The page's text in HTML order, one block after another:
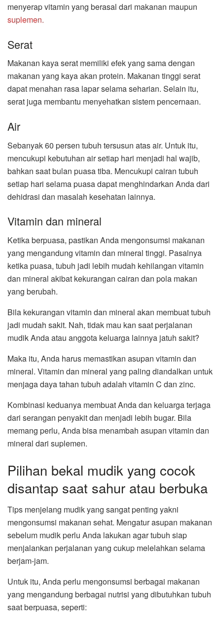
menyerap vitamin yang berasal dari makanan maupun
suplemen.
Serat
Makanan kaya serat memiliki efek yang sama dengan
makanan yang kaya akan protein. Makanan tinggi serat
dapat menahan rasa lapar selama seharian. Selain itu,
serat juga membantu menyehatkan sistem pencernaan.
Air
Sebanyak 60 persen tubuh tersusun atas air. Untuk itu,
mencukupi kebutuhan air setiap hari menjadi hal wajib,
bahkan saat bulan puasa tiba. Mencukupi cairan tubuh
setiap hari selama puasa dapat menghindarkan Anda dari
dehidrasi dan masalah kesehatan lainnya.
Vitamin dan mineral
Ketika berpuasa, pastikan Anda mengonsumsi makanan
yang mengandung vitamin dan mineral tinggi. Pasalnya
ketika puasa, tubuh jadi lebih mudah kehilangan vitamin
dan mineral akibat kekurangan cairan dan pola makan
yang berubah.
Bila kekurangan vitamin dan mineral akan membuat tubuh
jadi mudah sakit. Nah, tidak mau kan saat perjalanan
mudik Anda atau anggota keluarga lainnya jatuh sakit?
Maka itu, Anda harus memastikan asupan vitamin dan
mineral. Vitamin dan mineral yang paling diandalkan untuk
menjaga daya tahan tubuh adalah vitamin C dan zinc.
Kombinasi keduanya membuat Anda dan keluarga terjaga
dari serangan penyakit dan menjadi lebih bugar. Bila
memang perlu, Anda bisa menambah asupan vitamin dan
mineral dari suplemen.
Pilihan bekal mudik yang cocok
disantap saat sahur atau berbuka
Tips menjelang mudik yang sangat penting yakni
mengonsumsi makanan sehat. Mengatur asupan makanan
sebelum mudik perlu Anda lakukan agar tubuh siap
menjalankan perjalanan yang cukup melelahkan selama
berjam-jam.
Untuk itu, Anda perlu mengonsumsi berbagai makanan
yang mengandung berbagai nutrisi yang dibutuhkan tubuh
saat berpuasa, seperti: